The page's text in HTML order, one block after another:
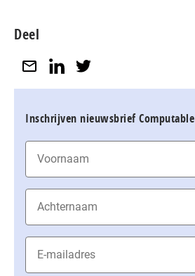
Deel
Inschrijven nieuwsbrief Computable